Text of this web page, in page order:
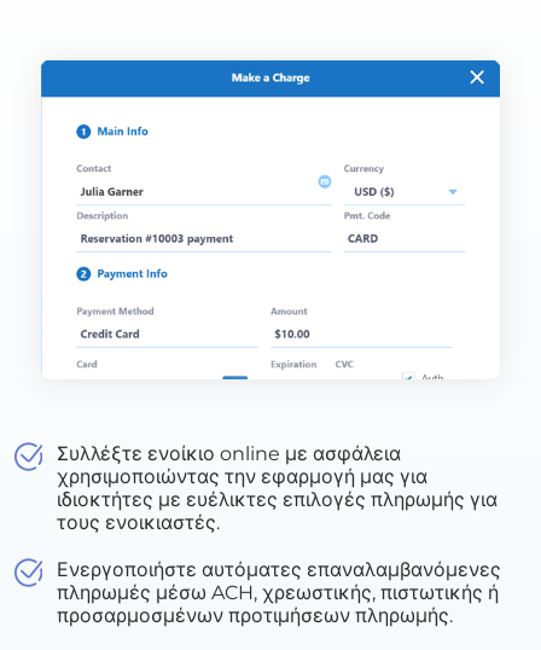
Συλλέξτε ενοίκιο online με ασφάλεια
χρησιμοποιώντας την εφαρμογή μας για
ιδιοκτήτες με ευέλικτες επιλογές πληρωμής για
τους ενοικιαστές.
Ενεργοποιήστε αυτόματες επαναλαμβανόμενες
πληρωμές μέσω ACH, χρεωστικής, πιστωτικής ή
προσαρμοσμένων προτιμήσεων πληρωμής.